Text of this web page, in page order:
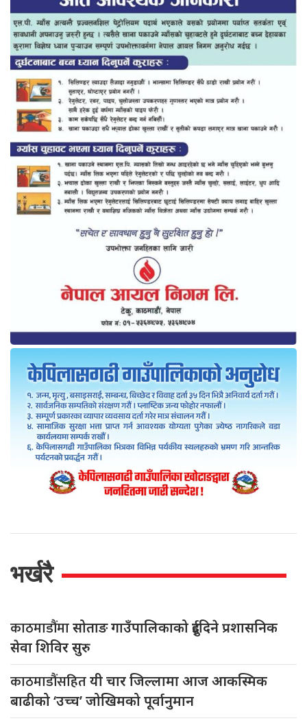
भर्खरै
काठमाडौंमासोताङ गाउँपालिकाको दुईदिने प्रशासनिक
सेवा शिविर सुरु
काठमाडौंसहितयी चार जिल्लामा आज आकस्मिक
बाढीको ‘उच्च’ जोखिमको पूर्वानुमान